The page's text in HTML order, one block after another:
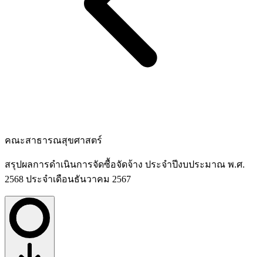
คณะสาธารณสุขศาสตร์
สรุปผลการดำเนินการจัดซื้อจัดจ้าง ประจำปีงบประมาณ พ.ศ.
2568 ประจำเดือนธันวาคม 2567